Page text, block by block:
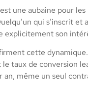
une aubaine pour
qui s’inscrit
explicitement son
cette
taux de conversion
an, même un seul